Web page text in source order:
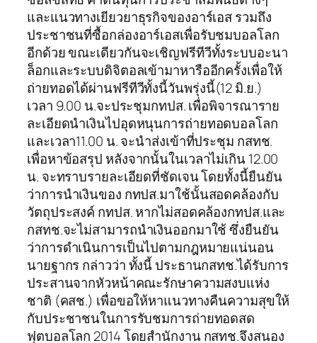
และแนวทางเยียวยาธุรกิจของอาร์เอส รวมถึง
ประชาชนที่ซื้อกล่องอาร์เอสเพื่อรับชมบอลโลก
อีกด้วย ขณะเดียวกันจะเชิญฟรีทีวีทั้งระบบอะนา
ล็อกและระบบดิจิตอลเข้ามาหารืออีกครั้งเพื่อให้
ถ่ายทอดได้ผ่านฟรีทีวีทั้งนี้วันพรุ่งนี้(12 มิ.ย.)
เวลา 9.00 น.จะประชุมกทปส. เพื่อพิจารณาราย
ละเอียดนำเงินไปอุดหนุนการถ่ายทอดบอลโลก
และเวลา11.00 น. จะนำส่งเข้าที่ประชุม กสทช.
เพื่อหาข้อสรุป หลังจากนั้นในเวลาไม่เกิน 12.00
น. จะทราบรายละเอียดที่ชัดเจน โดยทั้งนี้ยืนยัน
ว่าการนำเงินของ กทปส.มาใช้นั้นสอดคล้องกับ
วัตถุประสงค์ กทปส. หากไม่สอดคล้องกทปส.และ
กสทช.จะไม่สามารถนำเงินออกมาใช้ ซึ่งยืนยัน
ว่าการดำเนินการเป็นไปตามกฎหมายแน่นอน
นายฐากร กล่าวว่า ทั้งนี้ ประธานกสทช.ได้รับการ
ประสานจากหัวหน้าคณะรักษาความสงบแห่ง
ชาติ (คสช.) เพื่อขอให้หาแนวทางคืนความสุขให้
กับประชาชนในการรับชมการถ่ายทอดสด
ฟุตบอลโลก 2014 โดยสำนักงาน กสทช.จึงสนอง